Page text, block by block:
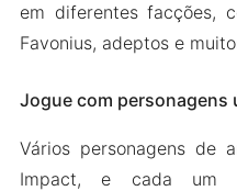
em diferentes facções,
Favonius, adeptos e
Jogue com personagens
Vários personagens de
Impact, e cada um